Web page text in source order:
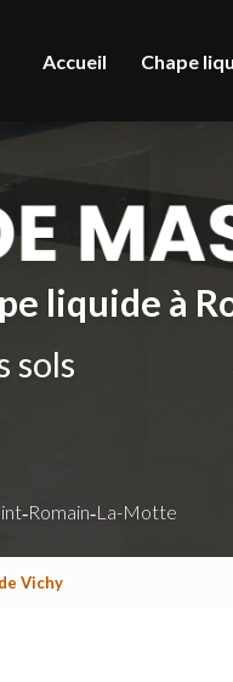
Accueil Chape
liquide à
sols
Motte
Vichy